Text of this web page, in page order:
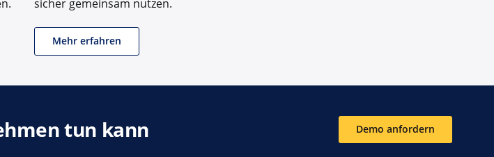
sicher gemeinsam nutzen.
Mehr erfahren
tun kann Demo anfordern